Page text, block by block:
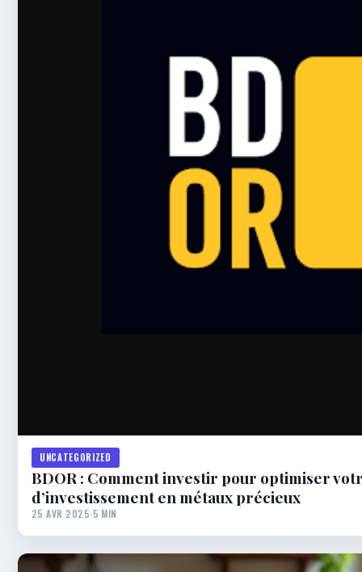
UNCATEGORIZED
BDOR : Comment investir pour optimiser
d’investissement en métaux précieux
25 AVR 2025·5 MIN